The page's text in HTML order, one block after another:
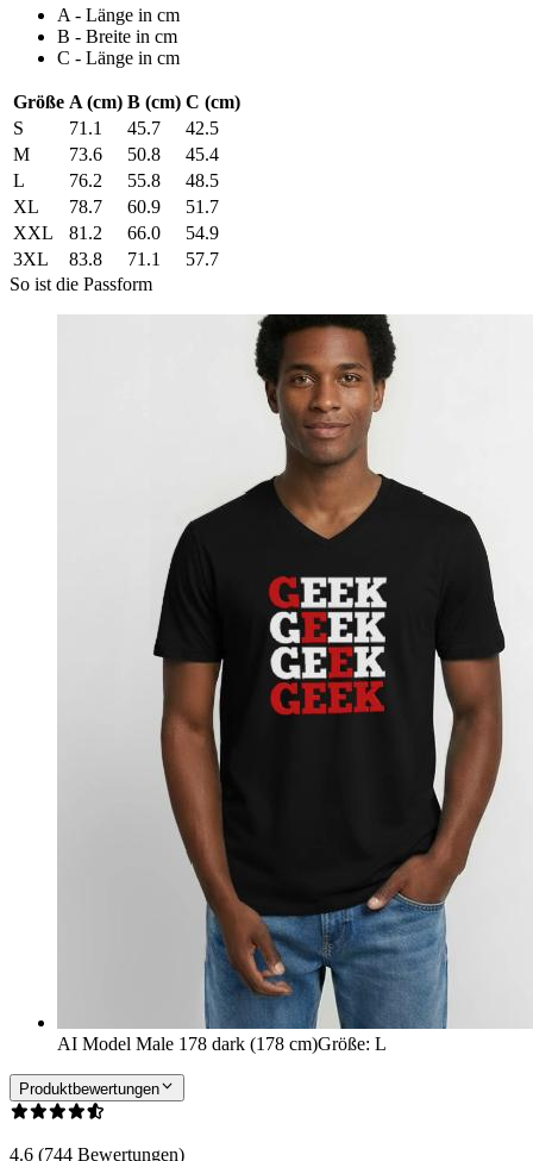
A - Länge in cm
B - Breite in cm
C - Länge in cm
Größe A (cm) B (cm) C (cm)
S
71.1 45.7
42.5
M
73.6 50.8
45.4
L
76.2 55.8
48.5
XL
78.7 60.9
51.7
XXL
81.2 66.0
54.9
3XL
83.8 71.1
57.7
So ist die Passform
AI Model Male 178 dark (178 cm)Größe: L
Produktbewertungen
4.6 (744 Bewertungen)